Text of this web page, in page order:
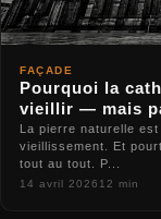
FAÇADE
Pourquoi la
vieillir — mais
La pierre naturelle
vieillissement. Et
tout au tout. P...
14 avril 2026 12 min